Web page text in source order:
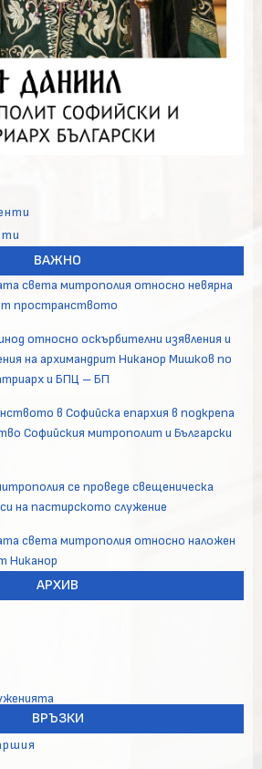
ВАЖНО
света митрополия относно невярна
пространството
относно оскърбителни изявления и
на архимандрит Никанор Мишков по
и БПЦ – БП
в Софийска епархия в подкрепа
Софийския митрополит и Български
се проведе свещеническа
на пастирското служение
света митрополия относно наложен
Никанор
АРХИВ
ВРЪЗКИ